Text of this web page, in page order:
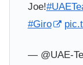
Joe!
#Giro
— @UAE-